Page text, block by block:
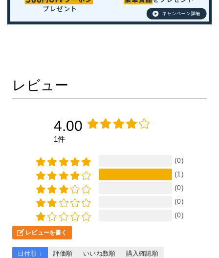
レビュー
4.00
1件
(0)
(1)
(0)
(0)
(0)
レビューを書く
日付順 ↓ 評価順 いいね数順
購入確認順